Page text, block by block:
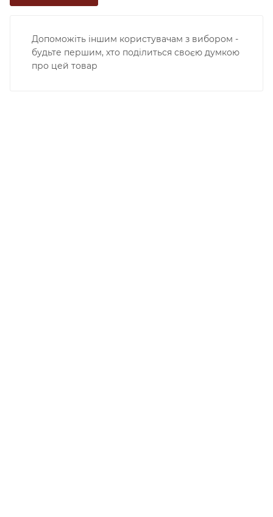
Допоможіть іншим користувачам з вибором -
будьте першим, хто поділиться своєю думкою
про цей товар